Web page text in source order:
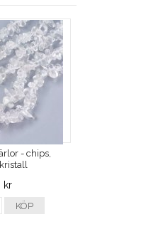
- chips,
kr
KÖP